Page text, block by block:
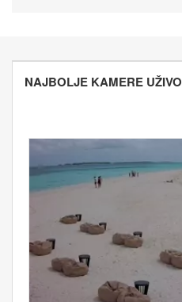
NAJBOLJE KAMERE UŽIVO